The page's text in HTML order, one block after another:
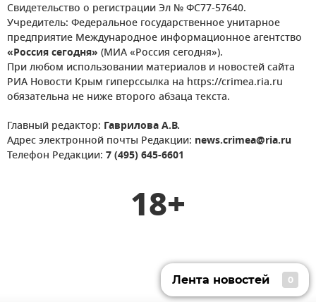
Свидетельство о регистрации Эл № ФС77-57640.
Учредитель: Федеральное государственное унитарное
предприятие Международное информационное агентство
«Россия сегодня» (МИА «Россия сегодня»).
При любом использовании материалов и новостей сайта
РИА Новости Крым гиперссылка на https://crimea.ria.ru
обязательна не ниже второго абзаца текста.
Главный редактор: Гаврилова А.В.
Адрес электронной почты Редакции: news.crimea@ria.ru
Телефон Редакции: 7 (495) 645-6601
18+
Лента новостей 0